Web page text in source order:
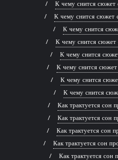
К чему снится сюжет
К чему снится сюжет
К чему снится
К чему снится сюжет
К чему снится
К чему снится
К чему снится
К чему снится
Как трактуется сон
Как трактуется сон
Как трактуется сон
Как трактуется сон
Как трактуется сон